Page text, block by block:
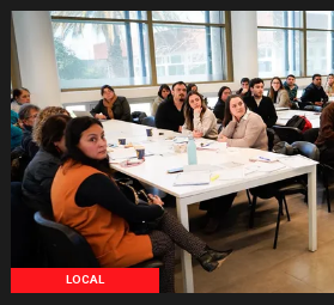
LOCAL